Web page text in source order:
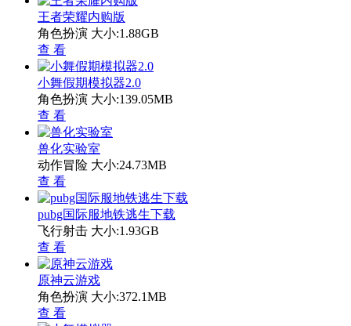
王者荣耀内购版
角色扮演 大小:1.88GB
查 看
小舞假期模拟器2.0
角色扮演 大小:139.05MB
查 看
兽化实验室
动作冒险 大小:24.73MB
查 看
pubg国际服地铁逃生下载
飞行射击 大小:1.93GB
查 看
原神云游戏
角色扮演 大小:372.1MB
查 看